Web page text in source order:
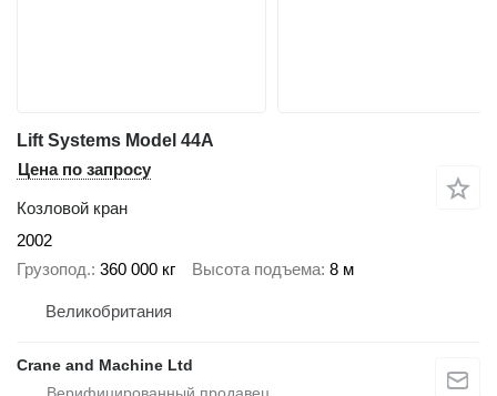
Lift Systems Model 44A
Цена по запросу
Козловой кран
2002
Грузопод. 360 000 кг Высота подъема 8 м
Великобритания
Crane and Machine Ltd